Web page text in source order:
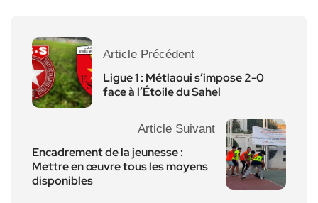
Article Précédent
Ligue 1 : Métlaoui s’impose 2-0
face à l’Étoile du Sahel
Article Suivant
Encadrement de la jeunesse :
Mettre en œuvre tous les moyens
disponibles